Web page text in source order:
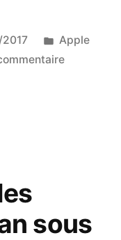
Publié
dans
Apple
sur
sous